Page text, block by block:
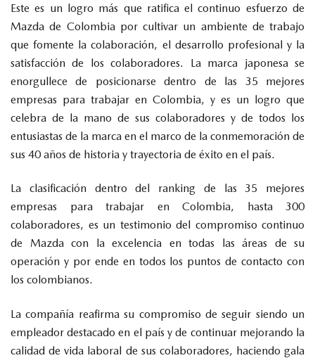
Este es un logro más que ratifica el continuo esfuerzo de
Mazda de Colombia por cultivar un ambiente de trabajo
que fomente la colaboración, el desarrollo profesional y la
satisfacción de los colaboradores. La marca japonesa se
enorgullece de posicionarse dentro de las 35 mejores
empresas para trabajar en Colombia, y es un logro que
celebra de la mano de sus colaboradores y de todos los
entusiastas de la marca en el marco de la conmemoración de
sus 40 años de historia y trayectoria de éxito en el país.
La clasificación dentro del ranking de las 35 mejores
empresas para trabajar en Colombia, hasta 300
colaboradores, es un testimonio del compromiso continuo
de Mazda con la excelencia en todas las áreas de su
operación y por ende en todos los puntos de contacto con
los colombianos.
La compañía reafirma su compromiso de seguir siendo un
empleador destacado en el país y de continuar mejorando la
calidad de vida laboral de sus colaboradores, haciendo gala